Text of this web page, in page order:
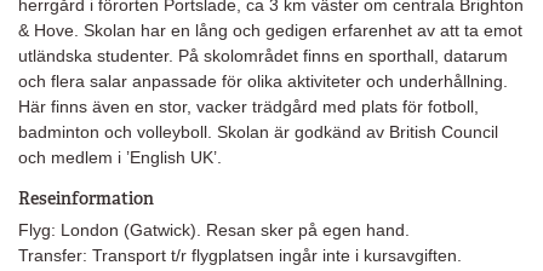
herrgård i förorten Portslade, ca 3 km väster om centrala Brighton
& Hove. Skolan har en lång och gedigen erfarenhet av att ta emot
utländska studenter. På skolområdet finns en sporthall, datarum
och flera salar anpassade för olika aktiviteter och underhållning.
Här finns även en stor, vacker trädgård med plats för fotboll,
badminton och volleyboll. Skolan är godkänd av British Council
och medlem i ’English UK’.
Reseinformation
Flyg: London (Gatwick). Resan sker på egen hand.
Transfer: Transport t/r flygplatsen ingår inte i kursavgiften.